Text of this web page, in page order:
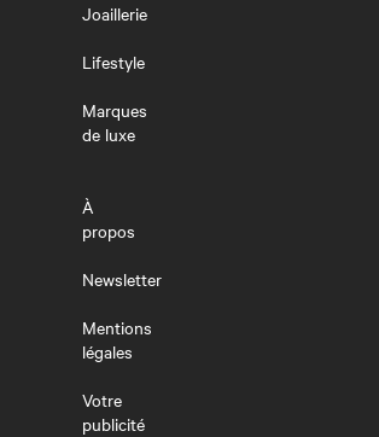
Joaillerie
Lifestyle
Marques
de luxe
À
propos
Newsletter
Mentions
légales
Votre
publicité